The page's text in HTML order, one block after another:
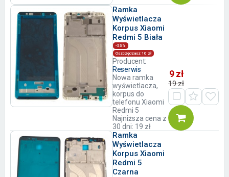
Ramka
Wyświetlacza
Korpus Xiaomi
Redmi 5 Biała
-53%
Oszczędzasz 10 zł
Producent:
Reserwis
Nowa ramka
wyświetlacza,
korpus do
telefonu Xiaomi
Redmi 5
Najniższa cena z
30 dni: 19 zł
9 zł
19 zł
Ramka
Wyświetlacza
Korpus Xiaomi
Redmi 5
Czarna